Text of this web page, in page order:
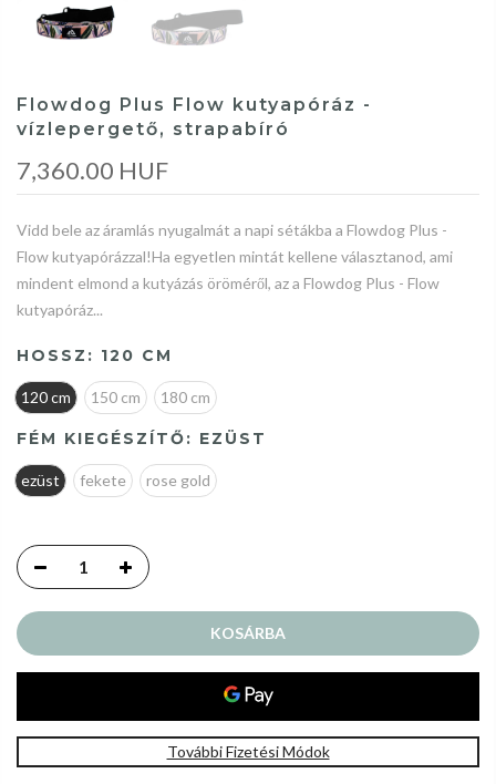
Flowdog Plus Flow kutyapóráz -
vízlepergető, strapabíró
7,360.00 HUF
Vidd bele az áramlás nyugalmát a napi sétákba a Flowdog Plus -
Flow kutyapórázzal!Ha egyetlen mintát kellene választanod, ami
mindent elmond a kutyázás öröméről, az a Flowdog Plus - Flow
kutyapóráz...
HOSSZ: 120 CM
120 cm 150 cm 180 cm
FÉM KIEGÉSZÍTŐ: EZÜST
ezüst fekete rose gold
KOSÁRBA
További Fizetési Módok